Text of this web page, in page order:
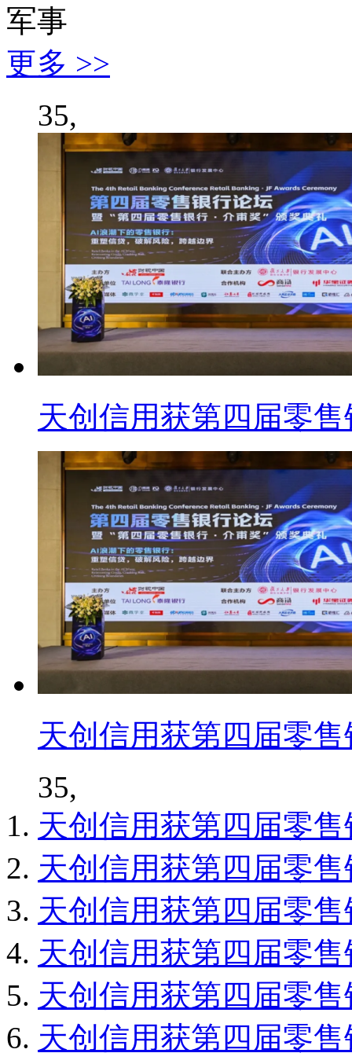
军事
更多 >>
35,
天创信用获第四届零
天创信用获第四届零
35,
天创信用获第四届零
天创信用获第四届零
天创信用获第四届零
天创信用获第四届零
天创信用获第四届零
天创信用获第四届零